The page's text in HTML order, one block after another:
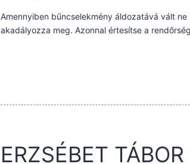
Amennyiben bűncselekmény áldozatává vált
akadályozza meg. Azonnal értesítse a
ERZSÉBET